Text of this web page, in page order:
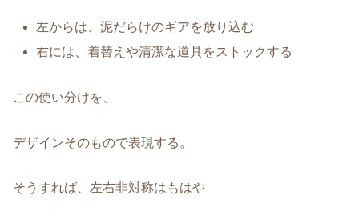
左からは、泥だらけのギアを放り込む
右には、着替えや清潔な道具をストックする
この使い分けを、
デザインそのもので表現する。
そうすれば、左右非対称はもはや